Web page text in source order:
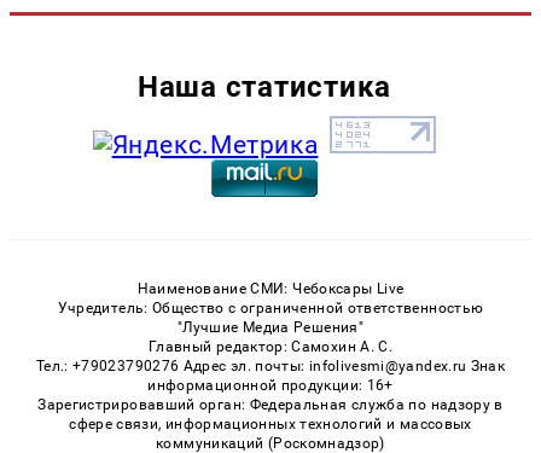
Наша статистика
Наименование СМИ: Чебоксары Live
Учредитель: Общество с ограниченной ответственностью
"Лучшие Медиа Решения"
Главный редактор: Самохин А. С.
Тел.: +79023790276 Адрес эл. почты: infolivesmi@yandex.ru Знак
информационной продукции: 16+
Зарегистрировавший орган: Федеральная служба по надзору в
сфере связи, информационных технологий и массовых
коммуникаций (Роскомнадзор)